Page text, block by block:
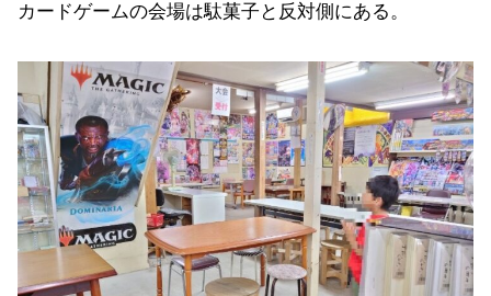
カードゲームの会場は駄菓子と反対側にある。